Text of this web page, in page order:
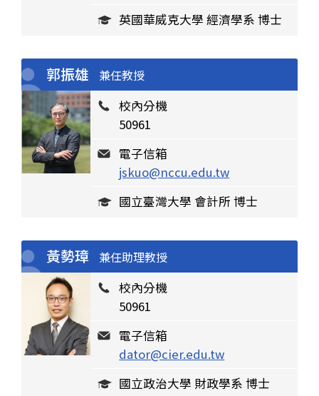
英國華威克大學 經濟學系 博士
郭振雄 兼任教授
校內分機
50961
電子信箱
jskuo@nccu.edu.tw
國立臺灣大學 會計所 博士
黃勢璋 兼任助理教授
校內分機
50961
電子信箱
dator@cier.edu.tw
國立政治大學 財政學系 博士